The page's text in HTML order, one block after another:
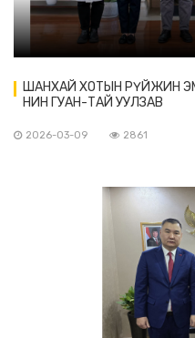
ШАНХАЙ ХОТЫН РҮЙЖИН
НИН ГУАН-ТАЙ УУЛЗАВ
2026-03-09 2861